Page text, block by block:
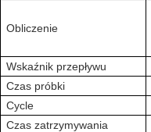
Obliczenie
Wskaźnik przepływu
Czas próbki
Cycle
Czas zatrzymywania